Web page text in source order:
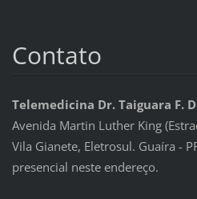
Contato
Telemedicina Dr. Taiguara F.
Avenida Martin Luther King
Vila Gianete, Eletrosul. Guaíra -
presencial neste endereço.